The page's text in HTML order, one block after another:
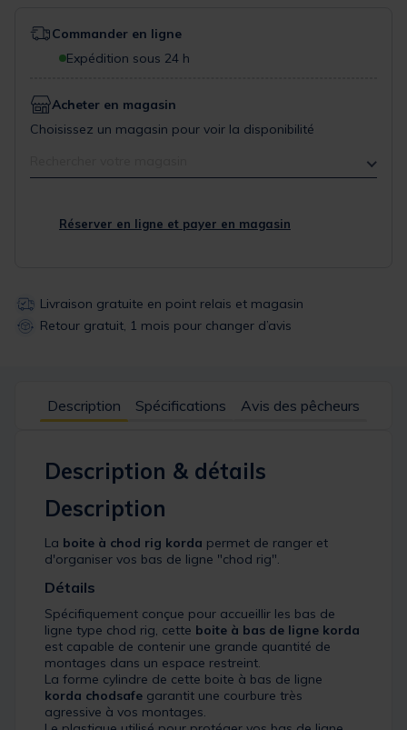
Commander en ligne
Expédition sous 24 h
Acheter en magasin
Choisissez un magasin pour voir la disponibilité
Réserver en ligne et payer en magasin
Livraison gratuite en point relais et magasin
Retour gratuit, 1 mois pour changer d’avis
Description Spécifications Avis des pêcheurs
Description & détails
Description
La boite à chod rig korda permet de ranger et
d'organiser vos bas de ligne "chod rig".
Détails
Spécifiquement conçue pour accueillir les bas de
ligne type chod rig, cette boite à bas de ligne korda
est capable de contenir une grande quantité de
montages dans un espace restreint.
La forme cylindre de cette boite à bas de ligne
korda chodsafe garantit une courbure très
agressive à vos montages.